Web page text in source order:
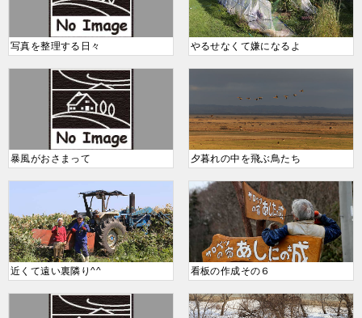
写真を整理する日々 やるせなくて嫌になるよ
暴風がおさまって 夕暮れの中を飛ぶ鳥たち
近くて遠い裏隣り^^ 看板の作成その６